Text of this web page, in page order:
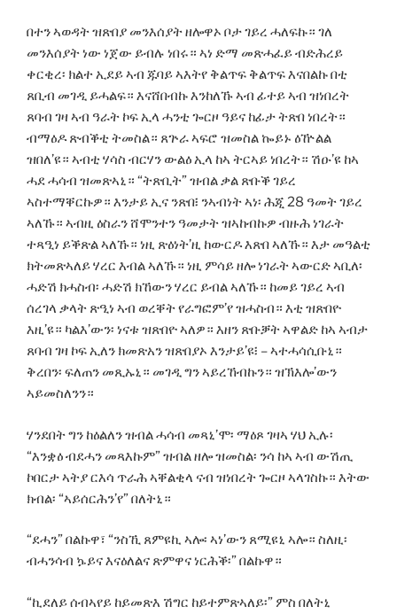
በተን ኣወዳት ዝጽበያ መንእሰያት ዘሎዋኦ ቦታ ገይረ ሓለፍኩ። ገለ
መንእሰያት ነው ነጀው ይብሉ ነበሩ። ኣነ ድማ መጽሓፈይ ብድሕረይ
ቀርቂረ፡ ክልተ ኢደይ ኣብ ጁባይ ኣእትየ ቅልጥፍ ቅልጥፍ እናበልኩ በቲ
ጸቢብ መገዲ ይሓልፍ። እናሸበብኩ እንከለኹ ኣብ ፊተይ ኣብ ዝነበረት
ጸባብ ገዛ ኣብ ዓራት ኮፍ ኢላ ሓንቲ ጐርዞ ዓይና ከፊታ ትጽበ ነበረት።
ብማዕዶ ጽብቕቲ ትመስል። ጸጕራ ኣፍሮ ዝመስል ኰይኑ ዕዅልል
ዝበለ’ዩ። ኣብቲ ሃሳስ ብርሃን ውልዕ ኢላ ከኣ ትርኣይ ነበረት። ሽዑ’ዩ ከኣ
ሓደ ሓሳብ ዝመጽኣኒ። “ትጽቢት” ዝብል ቃል ጽቡቕ ገይረ
ኣስተማቐርኩዎ። እንታይ ኢና ንጽበ፧ ንኣብነት ኣነ፡ ሕጂ 28 ዓመት ገይረ
ኣለኹ። ኣብዚ ዕስራን ሸሞንተን ዓመታት ዝኣከብኩዎ ብዙሕ ነገራት
ተጻዒነ ይቕጽል ኣለኹ። ነዚ ጽዕነት’ዚ ከውርዶ እጽበ ኣለኹ። እታ መዓልቲ
ክትመጽኣለይ ሃረር እብል ኣለኹ። ነዚ ምሳይ ዘሎ ነገራት ኣውርድ ኣቢለ፡
ሓድሽ ክሓስብ፡ ሓድሽ ክኸውን ሃረር ይብል ኣለኹ። ከመይ ገይረ ኣብ
ሰረገላ ቃላት ጽዒነ ኣብ ወረቐት የራግፎም’የ ዝሓስብ። እቲ ዝጽበዮ
እዚ’ዩ። ካልእ’ውን፡ ነናቱ ዝጽበዮ ኣለዎ። እዘን ጽቡቓት ኣዋልድ ከኣ ኣብታ
ጸባብ ገዛ ኮፍ ኢለን ክመጽአን ዝጽበያኦ እንታይ’ዩ፧ – ኣተሓሳሲቡኒ።
ቅረበን፡ ፍለጠን መጺኡኒ። መገዲ ግን ኣይረኸብኩን። ዝኽእሎ’ውን
ኣይመስለንን።
ሃንደበት ግን ከዕልለን ዝብል ሓሳብ መጻኒ’ሞ፡ ማዕጾ ገዛኣ ሃህ ኢሉ፡
“እንቋዕ ብደሓን መጻእኩም” ዝብል ዘሎ ዝመስል፡ ንሳ ከኣ ኣብ ውሽጢ
ኮበርታ ኣትያ ርእሳ ጥራሕ ኣቐልቂላ ናብ ዝነበረት ጐርዞ ኣላገስኩ። እትው
ክብል፡ “ኣይሰርሕን’የ” በለትኒ።
“ደሓን” በልኩዋ፣ “ንስኺ ጸምዩኪ ኣሎ፡ ኣነ’ውን ጸሚዩኒ ኣሎ። ስለዚ፡
ብሓንሳብ ኴይና እናዕለልና ጽምዋና ነርሕቕ፡” በልኩዋ።
“ኪደለይ ሰብኣየይ ከይመጽእ ሽግር ከይተምጽኣለይ፡” ምስ በለትኒ